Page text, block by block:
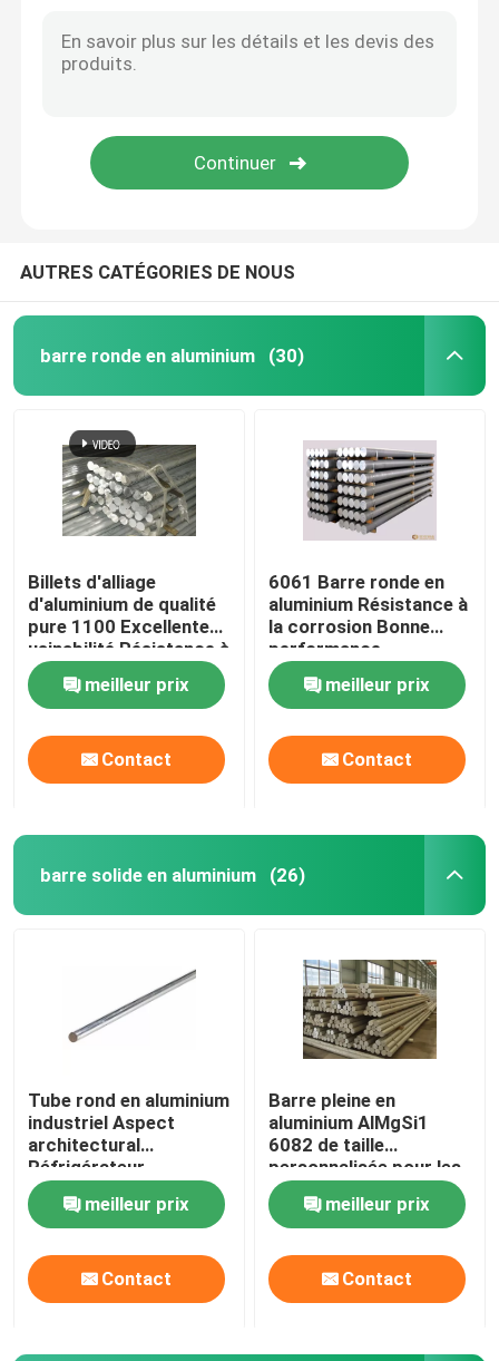
Blog
barre solide en aluminium
feuille en aluminium de relief
Plaque en aluminium
Plaque d'aluminium pour aéronefs
Plaque d'aluminium de qualité marine
Tube creux en aluminium
tuyau carré en aluminium
AUTRES CATÉGORIES DE NOUS
barre ronde en aluminium (30)
Billets d'alliage
d'aluminium de qualité
pure 1100 Excellente
usinabilité Résistance à
l'usure
meilleur prix
Contact
6061 Barre ronde en
aluminium Résistance à
la corrosion Bonne
performance
industrielle
meilleur prix
Contact
barre solide en aluminium (26)
Tube rond en aluminium
industriel Aspect
architectural
Réfrigérateur
meilleur prix
Contact
Barre pleine en
aluminium AlMgSi1
6082 de taille
personnalisée pour les
industries du génie
structurelmeilleur prix
Contact